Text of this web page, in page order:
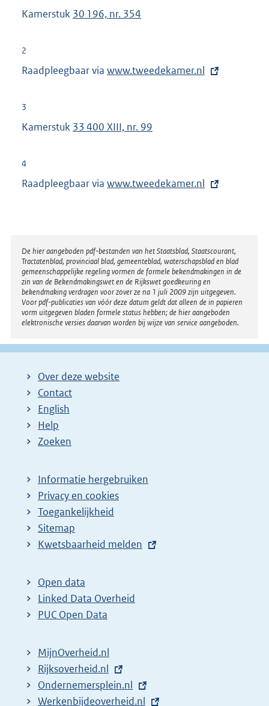
Kamerstuk 30 196, nr. 354
2
Raadpleegbaar via E
r
l
:
www.tweedekamer.nl
3
Kamerstuk 33 400 XIII, nr. 99
4
Raadpleegbaar via E
r
n
e
l
i
n
k
www.tweedekamer.nl
Disclaimer
De hier aangeboden pdf-bestanden van het Staatsblad, Staatscourant,
Tractatenblad, provinciaal blad, gemeenteblad, waterschapsblad en blad
gemeenschappelijke regeling vormen de formele bekendmakingen in de
zin van de Bekendmakingswet en de Rijkswet goedkeuring en
bekendmaking verdragen voor zover ze na 1 juli 2009 zijn uitgegeven.
Voor pdf-publicaties van vóór deze datum geldt dat alleen de in papieren
vorm uitgegeven bladen formele status hebben; de hier aangeboden
elektronische versies daarvan worden bij wijze van service aangeboden.
Over deze website
Contact
English
Help
Zoeken
Informatie hergebruiken
Privacy en cookies
Toegankelijkheid
Sitemap
E
t
e
r
l
i
n
Kwetsbaarheid melden
Open data
Linked Data Overheid
PUC Open Data
MijnOverheid.nl
E
x
t
Rijksoverheid.nl
E
x
Ondernemersplein.nl
E
Werkenbijdeoverheid.nl